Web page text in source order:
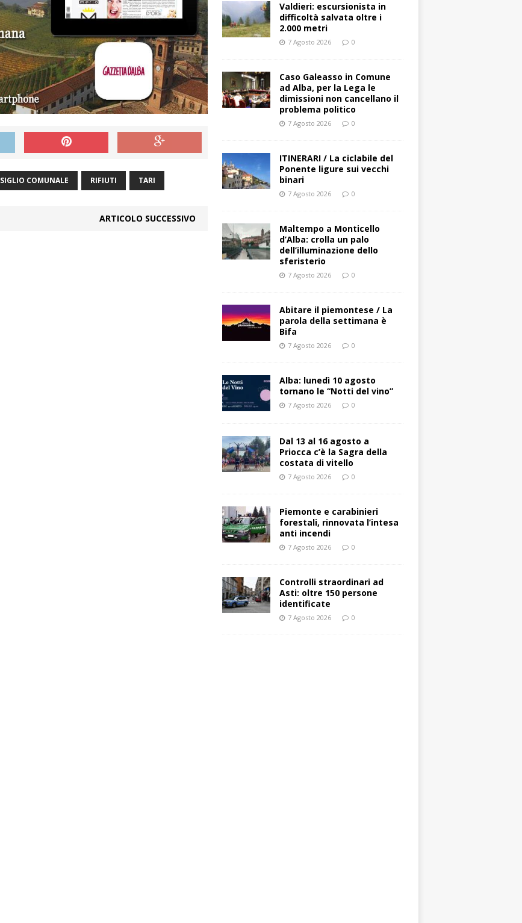
COMUNALE RIFIUTI TARI
ARTICOLO SUCCESSIVO
Valdieri: escursionista in
difficoltà salvata oltre i
2.000 metri
7 Agosto 2026 0
Caso Galeasso in Comune
ad Alba, per la Lega le
dimissioni non cancellano il
problema politico
7 Agosto 2026 0
ITINERARI / La ciclabile del
Ponente ligure sui vecchi
binari
7 Agosto 2026 0
Maltempo a Monticello
d’Alba: crolla un palo
dell’illuminazione dello
sferisterio
7 Agosto 2026 0
Abitare il piemontese / La
parola della settimana è
Bifa
7 Agosto 2026 0
Alba: lunedì 10 agosto
tornano le “Notti del vino”
7 Agosto 2026 0
Dal 13 al 16 agosto a
Priocca c’è la Sagra della
costata di vitello
7 Agosto 2026 0
Piemonte e carabinieri
forestali, rinnovata l’intesa
anti incendi
7 Agosto 2026 0
Controlli straordinari ad
Asti: oltre 150 persone
identificate
7 Agosto 2026 0